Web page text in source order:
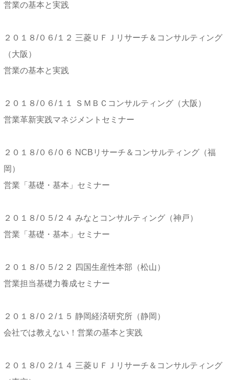
営業の基本と実践
２０１８/０６/１２ 三菱ＵＦＪリサーチ＆コンサルティング
（大阪）
営業の基本と実践
２０１８/０６/１１ ＳＭＢＣコンサルティング（大阪）
営業革新実践マネジメントセミナー
２０１８/０６/０６ NCBリサーチ＆コンサルティング（福
岡）
営業「基礎・基本」セミナー
２０１８/０５/２４ みなとコンサルティング（神戸）
営業「基礎・基本」セミナー
２０１８/０５/２２ 四国生産性本部（松山）
営業担当基礎力養成セミナー
２０１８/０２/１５ 静岡経済研究所（静岡）
会社では教えない！営業の基本と実践
２０１８/０２/１４ 三菱ＵＦＪリサーチ＆コンサルティング